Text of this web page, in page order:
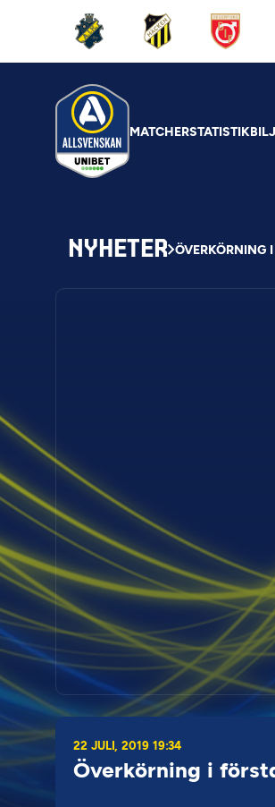
MATCHERSTATISTIK
NYHETER ÖVERKÖRNING
22 JULI, 2019 19:34
Överkörning i